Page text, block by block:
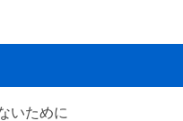
いために